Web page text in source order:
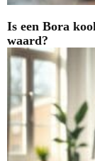
Is een Bora
waard?